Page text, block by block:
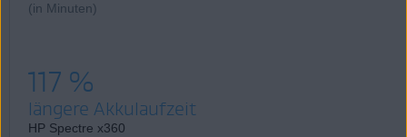
(in Minuten)
117 %
längere Akkulaufzeit
HP Spectre x360